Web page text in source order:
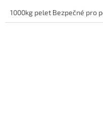
1000kg pelet Bezpečné pro